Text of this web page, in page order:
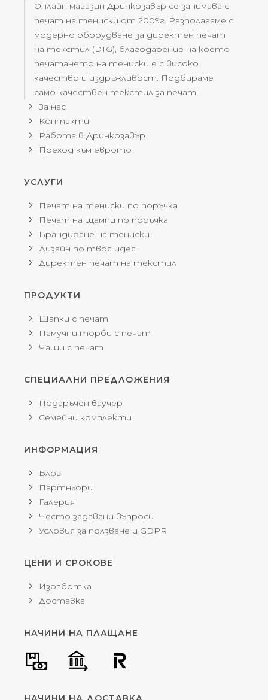
Онлайн магазин Дринкозавър се занимава с
печат на тениски от 2009г. Разполагаме с
модерно оборудване за директен печат
на текстил (DTG), благодарение на което
печатането на тениски е с високо
качество и издръжливост. Подбираме
само качествен текстил за печат!
За нас
Контакти
Работа в Дринкозавър
Преход към еврото
УСЛУГИ
Печат на тениски по поръчка
Печат на щампи по поръчка
Брандиране на тениски
Дизайн по твоя идея
Директен печат на текстил
ПРОДУКТИ
Шапки с печат
Памучни торби с печат
Чаши с печат
СПЕЦИАЛНИ ПРЕДЛОЖЕНИЯ
Подаръчен ваучер
Семейни комплекти
ИНФОРМАЦИЯ
Блог
Партньори
Галерия
Често задавани въпроси
Условия за ползване и GDPR
ЦЕНИ И СРОКОВЕ
Изработка
Доставка
НАЧИНИ НА ПЛАЩАНЕ